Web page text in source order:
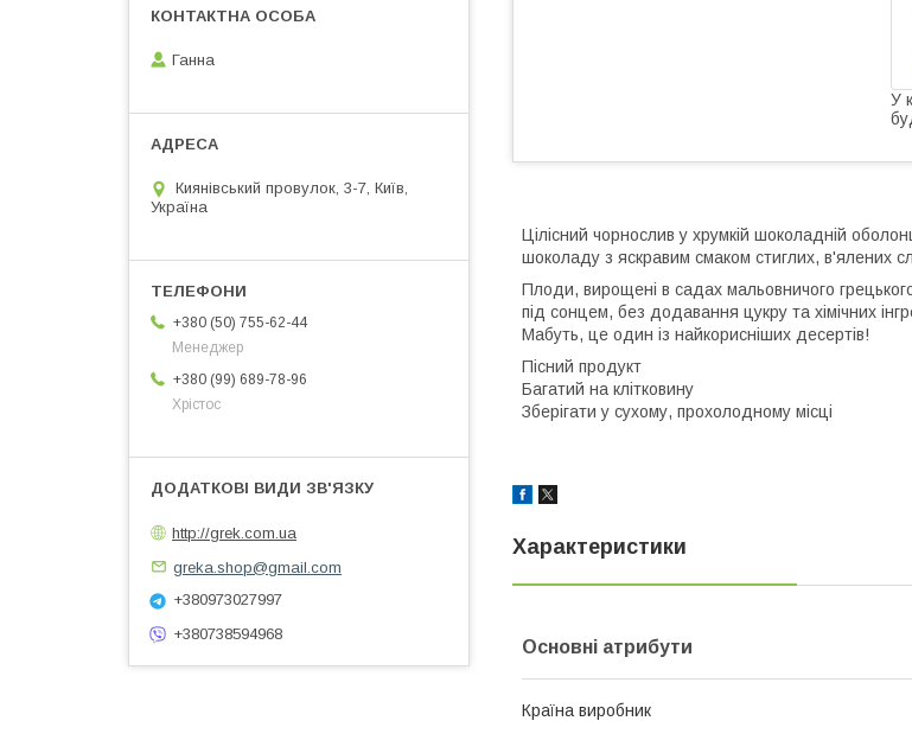
У
Цілісний чорнослив у хрумкій шоколадній
шоколаду з яскравим смаком стиглих, в'ялених
Плоди, вирощені в садах мальовничого
під сонцем, без додавання цукру та хімічних
Мабуть, це один із найкорисніших десертів!
Пісний продукт
Багатий на клітковину
Зберігати у сухому, прохолодному місці
Характеристики
Основні атрибути
Країна виробник
Ганна
Киянівський провулок, 3-7, Київ,
Україна
+380 (50) 755-62-44
Менеджер
+380 (99) 689-78-96
Хрістос
http://grek.com.ua
greka.shop@gmail.com
+380973027997
+380738594968